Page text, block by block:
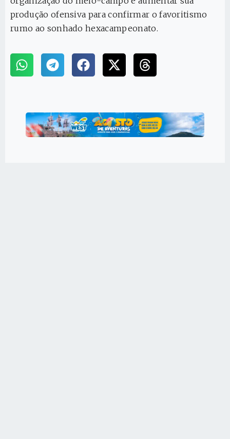
produção ofensiva para confirmar o favoritismo
rumo ao sonhado hexacampeonato.